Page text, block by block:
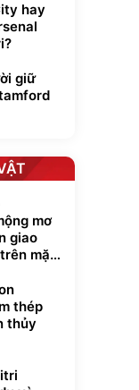
hay
giữ
mơ
giao
mặt
thép
thủy